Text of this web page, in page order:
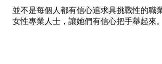
並不是每個人都有信心追求具挑戰性的職
女性專業人士，讓她們有信心把手舉起來。